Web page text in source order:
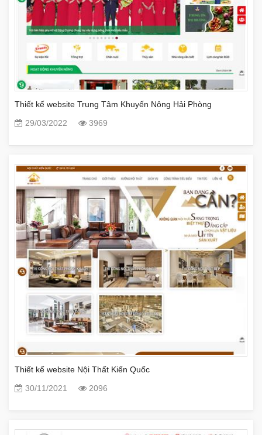
Thiết kế website Trung Tâm Khuyến Nông Hải Phòng
29/03/2022
3969
Thiết kế website Nội Thất Kiến Quốc
30/11/2021
2096